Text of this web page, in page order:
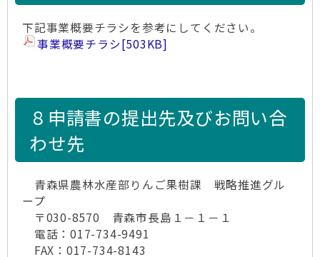
下記事業概要チラシを参考にしてください。
事業概要チラシ[503KB]
８申請書の提出先及びお問い合
わせ先
青森県農林水産部りんご果樹課 戦略推進グル
ープ
〒030-8570 青森市長島１－１－１
電話：017-734-9491
FAX：017-734-8143